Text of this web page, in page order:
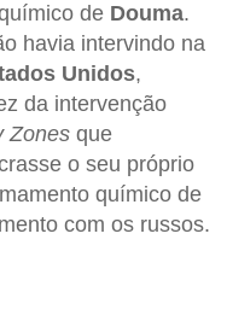
de Douma.
havia intervindo na
Unidos,
da intervenção
Zones que
o seu próprio
químico de
com os russos.